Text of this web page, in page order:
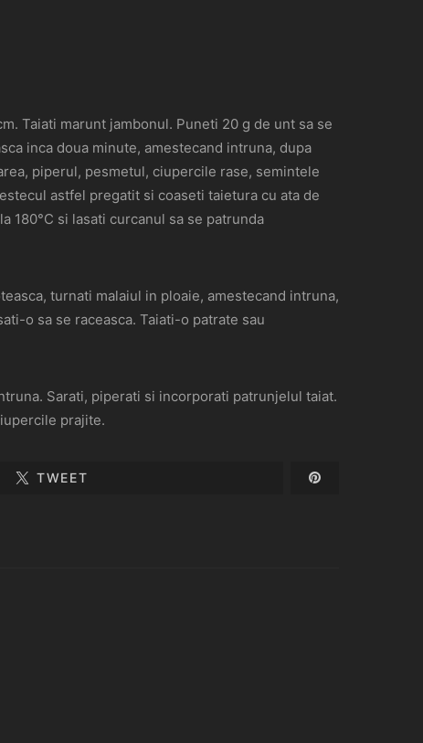
Taiati marunt jambonul. Puneti 20 g de unt sa se
inca doua minute, amestecand intruna, dupa
piperul, pesmetul, ciupercile rase, semintele
astfel pregatit si coaseti taietura cu ata de
180°C si lasati curcanul sa se patrunda
turnati malaiul in ploaie, amestecand intruna,
o sa se raceasca. Taiati-o patrate sau
Sarati, piperati si incorporati patrunjelul taiat.
prajite.
TWEET